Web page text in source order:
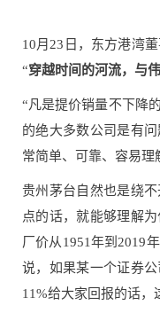
10月23日，东方港湾
“穿越时间的河流，与
“凡是提价销量不下降
的绝大多数公司是有
常简单、可靠、容易理
贵州茅台 自然也是绕
点的话，就能够理解
厂价从1951年到2019
说，如果某一个证券
11%给大家回报的话，